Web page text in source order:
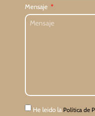
Mensaje
He leido la Política de